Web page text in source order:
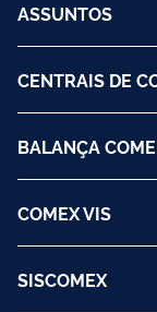
ASSUNTOS
CENTRAIS DE
BALANÇA
COMEX VIS
SISCOMEX